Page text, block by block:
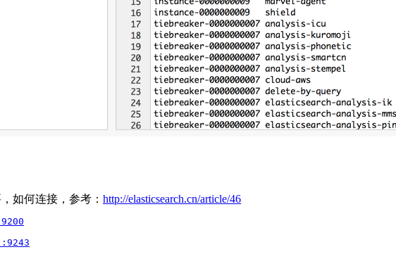
如何连接，参考： http://elasticsearch.cn/article/46